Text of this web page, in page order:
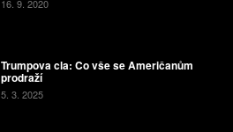
16. 9. 2020
Trumpova cla: Co vše se Američanům
prodraží
5. 3. 2025